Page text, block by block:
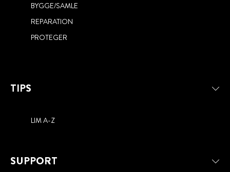
BYGGE/SAMLE
REPARATION
PROTEGER
TIPS
LIM A-Z
SUPPORT